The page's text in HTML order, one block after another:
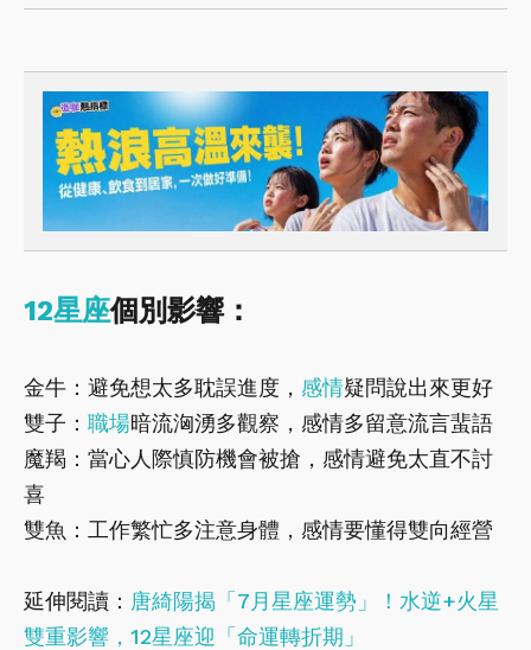
12星座個別影響：
金牛：避免想太多耽誤進度， 感情疑問說出來更好
雙子： 職場暗流洶湧多觀察，感情多留意流言蜚語
魔羯：當心人際慎防機會被搶，感情避免太直不討
喜
雙魚：工作繁忙多注意身體，感情要懂得雙向經營
延伸閱讀： 唐綺陽揭「7月星座運勢」！水逆+火星
雙重影響，12星座迎「命運轉折期」